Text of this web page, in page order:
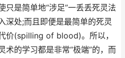
只是简单地“涉足”一丢丢死灵法
深处;而且即便是最简单的死灵
价(spilling of blood)。所以，
术的学习都是非常“极端”的，而